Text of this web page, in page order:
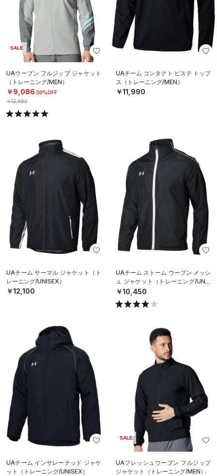
SALE
UAウーブン フルジップ ジャケット
（トレーニング/MEN）
￥9,086 30%OFF
￥12,980
UAチーム コンタクト ピステ トップ
ス（トレーニング/MEN）
￥11,990
UAチーム サーマル ジャケット（ト
レーニング/UNISEX）
￥12,100
UAチーム ストーム ウーブン メッシ
ュ ジャケット（トレーニング/UNIS
EX）
￥10,450
UAチーム インサレーテッド ジャケ
ット（トレーニング/UNISEX）
SALE
UAフレッシュウーブン フルジップ
ジャケット（トレーニング/MEN）